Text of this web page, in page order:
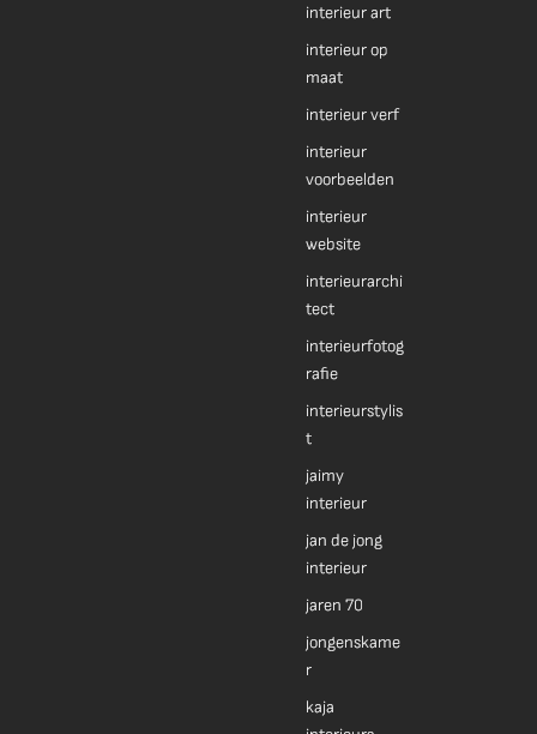
interieur art
interieur op
maat
interieur verf
interieur
voorbeelden
interieur
website
interieurarchi
tect
interieurfotog
rafie
interieurstylis
t
jaimy
interieur
jan de jong
interieur
jaren 70
jongenskame
r
kaja